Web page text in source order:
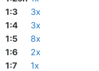
1:3
3x
1:4
3x
1:5
8x
1:6
2x
1:7
1x